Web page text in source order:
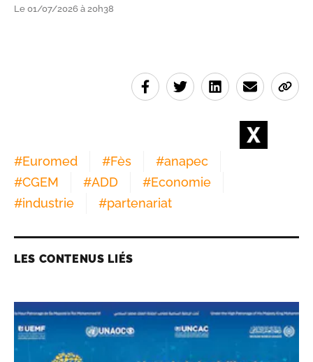
Le 01/07/2026 à 20h38
#Euromed #Fès #anapec
#CGEM #ADD #Economie
#industrie #partenariat
LES CONTENUS LIÉS